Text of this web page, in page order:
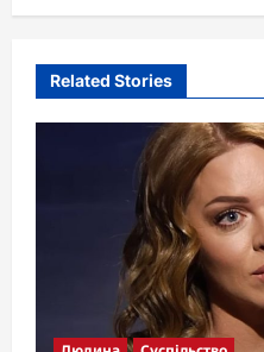
v
g
a
Related Stories